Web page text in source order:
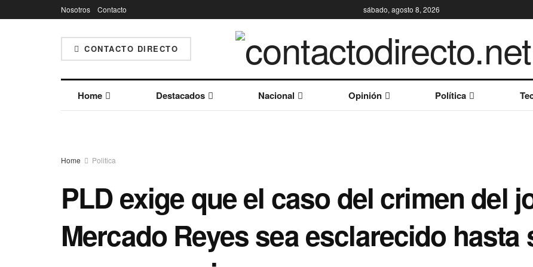
Nosotros Contacto sábado, agosto 8, 2026
CONTACTO DIRECTO
Home Destacados Nacional Opinión Política
Home Politica
PLD exige que el caso del crimen del
Mercado Reyes sea esclarecido